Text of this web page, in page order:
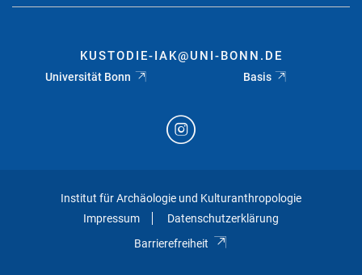
KUSTODIE-IAK@UNI-BONN.DE
Universität Bonn Basis
Institut für Archäologie und Kulturanthropologie
Impressum
Datenschutzerklärung
Barrierefreiheit